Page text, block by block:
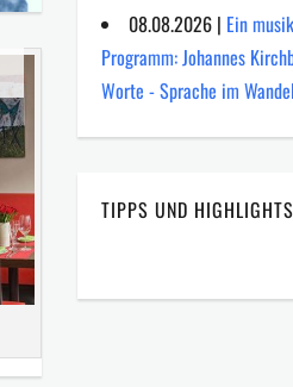
08.08.2026 | Ein
Programm: Johannes
Worte - Sprache im
TIPPS UND